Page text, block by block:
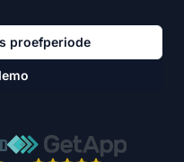
proefperiode